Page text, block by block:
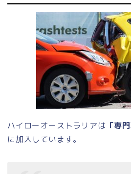
ハイローオーストラリアは 「専
に加入しています。